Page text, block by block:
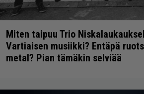
Miten taipuu Trio
Vartiaisen musiikki? Entäpä
metal? Pian tämäkin selviää